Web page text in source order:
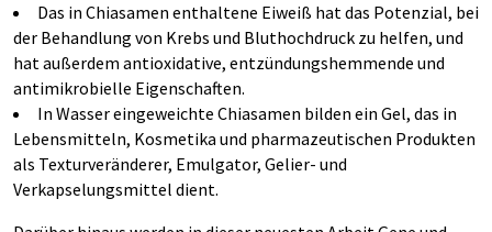
Das in Chiasamen enthaltene Eiweiß hat das Potenzial, bei
der Behandlung von Krebs und Bluthochdruck zu helfen, und
hat außerdem antioxidative, entzündungshemmende und
antimikrobielle Eigenschaften.
In Wasser eingeweichte Chiasamen bilden ein Gel, das in
Lebensmitteln, Kosmetika und pharmazeutischen Produkten
als Texturveränderer, Emulgator, Gelier- und
Verkapselungsmittel dient.